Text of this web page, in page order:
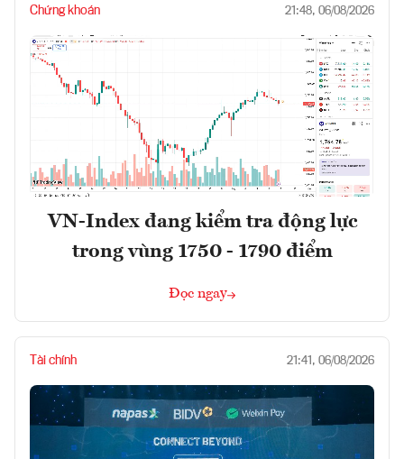
Chứng khoán 21:48, 06/08/2026
VN-Index đang kiểm tra động lực
trong vùng 1750 - 1790 điểm
Đọc ngay
Tài chính 21:41, 06/08/2026